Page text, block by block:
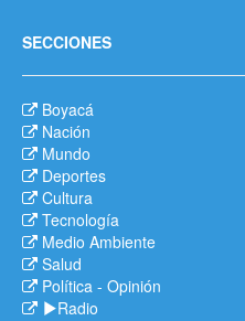
SECCIONES
Boyacá
Nación
Mundo
Deportes
Cultura
Tecnología
Medio Ambiente
Salud
Política - Opinión
Radio